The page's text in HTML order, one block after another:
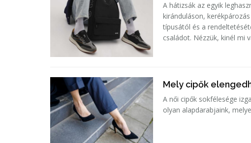
A hátizsák az egyik
kiránduláson,
típusától és a
családot. Nézzük, kinél mi
Mely cipők
A női cipők sokfélesége
olyan alapdarabjaink,